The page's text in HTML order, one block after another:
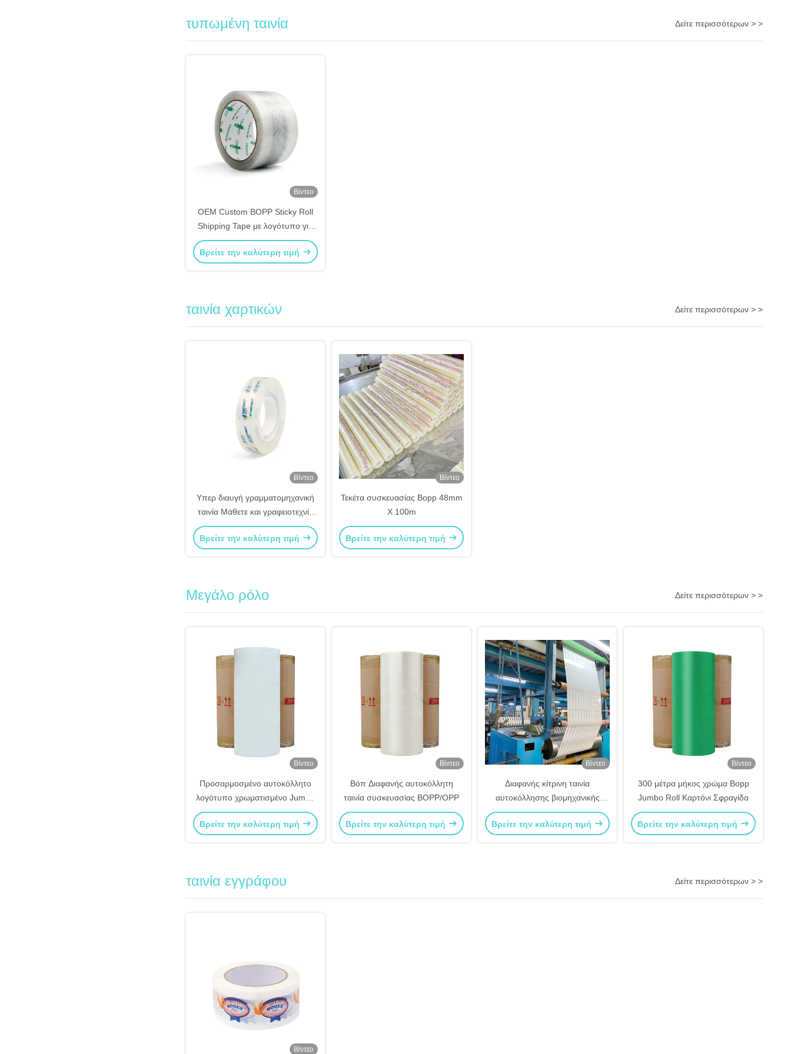
τυπωμένη ταινία Δείτε περισσότερων > >
Βίντεο
OEM Custom BOPP Sticky Roll
Shipping Tape με λογότυπο για
συσκευασία
Βρείτε την καλύτερη τιμή
ταινία χαρτικών Δείτε περισσότερων > >
Βίντεο
Υπερ διαυγή γραμματομηχανική
ταινία Μάθετε και γραφειοτεχνία
χειροτεχνία
Βρείτε την καλύτερη τιμή
Βίντεο
Τεκέτα συσκευασίας Bopp 48mm
X 100m
Βρείτε την καλύτερη τιμή
Μεγάλο ρόλο Δείτε περισσότερων > >
Βίντεο
Προσαρμοσμένο αυτοκόλλητο
λογότυπο χρωματισμένο Jumbo
Roll Factory Προσαρμοσμένο
Βρείτε την καλύτερη τιμή
Βίντεο
Βόπ Διαφανής αυτοκόλλητη
ταινία συσκευασίας BOPP/OPP
Βρείτε την καλύτερη τιμή
Βίντεο
Διαφανής κίτρινη ταινία
αυτοκόλλησης βιομηχανικής
χρήσης για τη μεταφορά
συσκευασίας Jumbo Rolls
Βρείτε την καλύτερη τιμή
Βίντεο
300 μέτρα μήκος χρώμα Bopp
Jumbo Roll Καρτόνι Σφραγίδα
Βρείτε την καλύτερη τιμή
ταινία εγγράφου Δείτε περισσότερων > >
Βίντεο